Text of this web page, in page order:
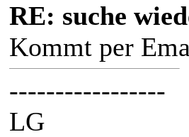
RE: suche
Kommt per
-----------------
LG